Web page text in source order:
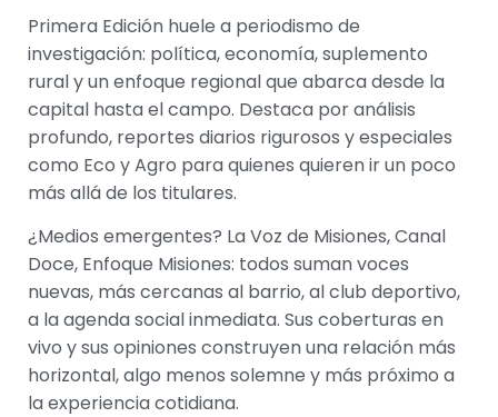
Primera Edición huele a periodismo de
investigación: política, economía, suplemento
rural y un enfoque regional que abarca desde la
capital hasta el campo. Destaca por análisis
profundo, reportes diarios rigurosos y especiales
como Eco y Agro para quienes quieren ir un poco
más allá de los titulares.
¿Medios emergentes? La Voz de Misiones, Canal
Doce, Enfoque Misiones: todos suman voces
nuevas, más cercanas al barrio, al club deportivo,
a la agenda social inmediata. Sus coberturas en
vivo y sus opiniones construyen una relación más
horizontal, algo menos solemne y más próximo a
la experiencia cotidiana.